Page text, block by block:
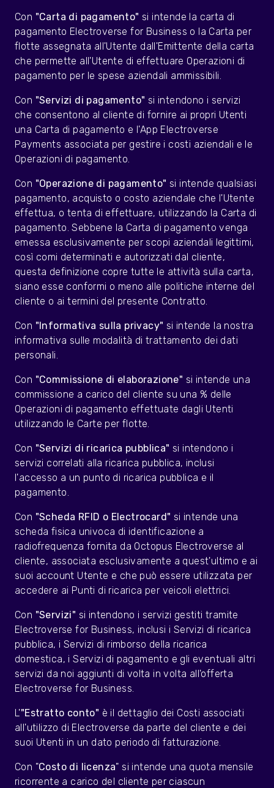
Con "Carta di pagamento" si intende la carta di
pagamento Electroverse for Business o la Carta per
flotte assegnata all'Utente dall'Emittente della carta
che permette all'Utente di effettuare Operazioni di
pagamento per le spese aziendali ammissibili.
Con "Servizi di pagamento" si intendono i servizi
che consentono al cliente di fornire ai propri Utenti
una Carta di pagamento e l'App Electroverse
Payments associata per gestire i costi aziendali e le
Operazioni di pagamento.
Con "Operazione di pagamento" si intende qualsiasi
pagamento, acquisto o costo aziendale che l'Utente
effettua, o tenta di effettuare, utilizzando la Carta di
pagamento. Sebbene la Carta di pagamento venga
emessa esclusivamente per scopi aziendali legittimi,
così comi determinati e autorizzati dal cliente,
questa definizione copre tutte le attività sulla carta,
siano esse conformi o meno alle politiche interne del
cliente o ai termini del presente Contratto.
Con "Informativa sulla privacy" si intende la nostra
informativa sulle modalità di trattamento dei dati
personali.
Con "Commissione di elaborazione" si intende una
commissione a carico del cliente su una % delle
Operazioni di pagamento effettuate dagli Utenti
utilizzando le Carte per flotte.
Con "Servizi di ricarica pubblica" si intendono i
servizi correlati alla ricarica pubblica, inclusi
l'accesso a un punto di ricarica pubblica e il
pagamento.
Con "Scheda RFID o Electrocard" si intende una
scheda fisica univoca di identificazione a
radiofrequenza fornita da Octopus Electroverse al
cliente, associata esclusivamente a quest'ultimo e ai
suoi account Utente e che può essere utilizzata per
accedere ai Punti di ricarica per veicoli elettrici.
Con "Servizi" si intendono i servizi gestiti tramite
Electroverse for Business, inclusi i Servizi di ricarica
pubblica, i Servizi di rimborso della ricarica
domestica, i Servizi di pagamento e gli eventuali altri
servizi da noi aggiunti di volta in volta all'offerta
Electroverse for Business.
L'"Estratto conto" è il dettaglio dei Costi associati
all'utilizzo di Electroverse da parte del cliente e dei
suoi Utenti in un dato periodo di fatturazione.
Con "Costo di licenza" si intende una quota mensile
ricorrente a carico del cliente per ciascun